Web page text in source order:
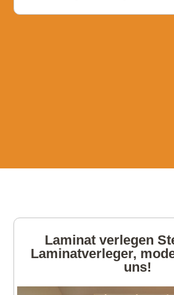
Laminat verlegen
Laminatverleger,
uns!